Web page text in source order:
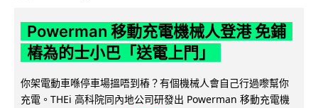
Powerman 移動充電機械人登港 免鋪
樁為的士小巴「送電上門」
你架電動車喺停車場搵唔到樁？有個機械人會自己行過嚟幫你
充電。THEi 高科院同內地公司研發出 Powerman 移動充電機